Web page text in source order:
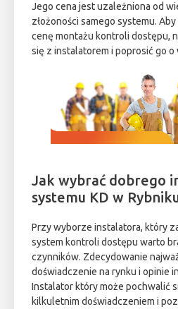
Jego cena jest uzależniona od
złożoności samego systemu.
cenę montażu kontroli dostępu,
się z instalatorem i poprosić go o
Jak wybrać dobrego
systemu KD w
Przy wyborze instalatora, który
system kontroli dostępu warto
czynników. Zdecydowanie
doświadczenie na rynku i opinie
Instalator który może pochwalić
kilkuletnim doświadczeniem i